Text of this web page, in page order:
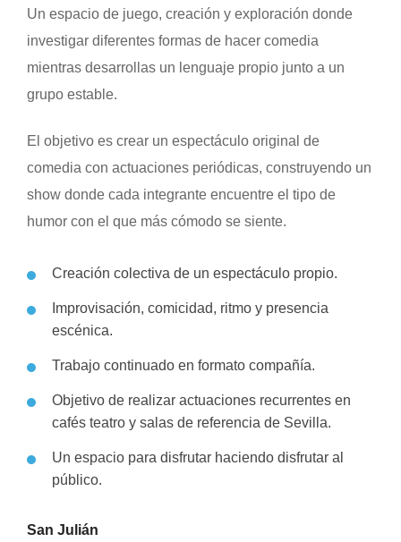
Un espacio de juego, creación y exploración donde
investigar diferentes formas de hacer comedia
mientras desarrollas un lenguaje propio junto a un
grupo estable.
El objetivo es crear un espectáculo original de
comedia con actuaciones periódicas, construyendo un
show donde cada integrante encuentre el tipo de
humor con el que más cómodo se siente.
Creación colectiva de un espectáculo propio.
Improvisación, comicidad, ritmo y presencia
escénica.
Trabajo continuado en formato compañía.
Objetivo de realizar actuaciones recurrentes en
cafés teatro y salas de referencia de Sevilla.
Un espacio para disfrutar haciendo disfrutar al
público.
San Julián